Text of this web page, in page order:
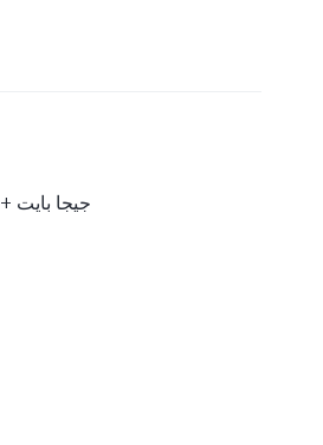
8 جيجا بايت + 128 جيجا بايت8 جيجا بايت + 256 جيجا بايت